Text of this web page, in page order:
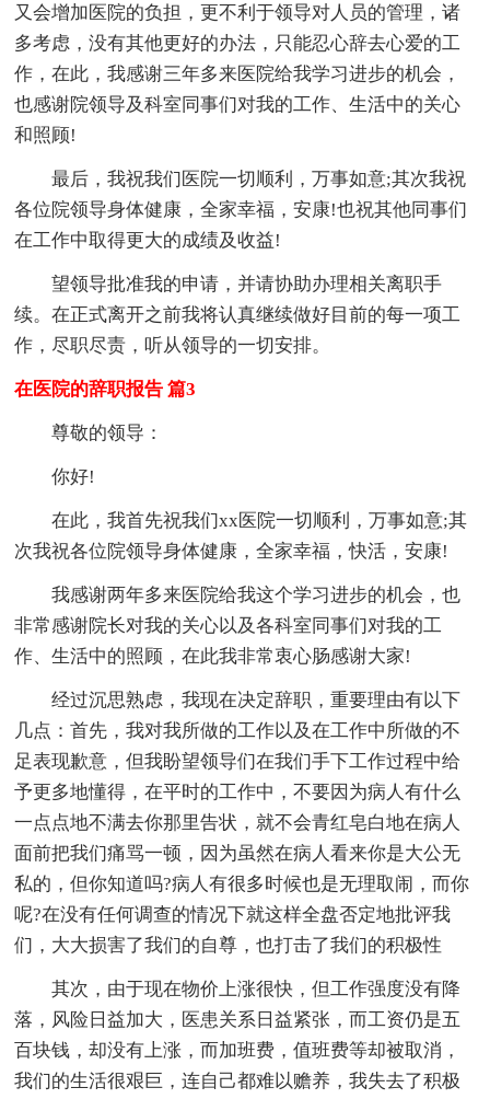
又会增加医院的负担，更不利于领导对人员的管理，诸
多考虑，没有其他更好的办法，只能忍心辞去心爱的工
作，在此，我感谢三年多来医院给我学习进步的机会，
也感谢院领导及科室同事们对我的工作、生活中的关心
和照顾!
最后，我祝我们医院一切顺利，万事如意;其次我祝
各位院领导身体健康，全家幸福，安康!也祝其他同事们
在工作中取得更大的成绩及收益!
望领导批准我的申请，并请协助办理相关离职手
续。在正式离开之前我将认真继续做好目前的每一项工
作，尽职尽责，听从领导的一切安排。
在医院的辞职报告 篇3
尊敬的领导：
你好!
在此，我首先祝我们xx医院一切顺利，万事如意;其
次我祝各位院领导身体健康，全家幸福，快活，安康!
我感谢两年多来医院给我这个学习进步的机会，也
非常感谢院长对我的关心以及各科室同事们对我的工
作、生活中的照顾，在此我非常衷心肠感谢大家!
经过沉思熟虑，我现在决定辞职，重要理由有以下
几点：首先，我对我所做的工作以及在工作中所做的不
足表现歉意，但我盼望领导们在我们手下工作过程中给
予更多地懂得，在平时的工作中，不要因为病人有什么
一点点地不满去你那里告状，就不会青红皂白地在病人
面前把我们痛骂一顿，因为虽然在病人看来你是大公无
私的，但你知道吗?病人有很多时候也是无理取闹，而你
呢?在没有任何调查的情况下就这样全盘否定地批评我
们，大大损害了我们的自尊，也打击了我们的积极性
其次，由于现在物价上涨很快，但工作强度没有降
落，风险日益加大，医患关系日益紧张，而工资仍是五
百块钱，却没有上涨，而加班费，值班费等却被取消，
我们的生活很艰巨，连自己都难以赡养，我失去了积极